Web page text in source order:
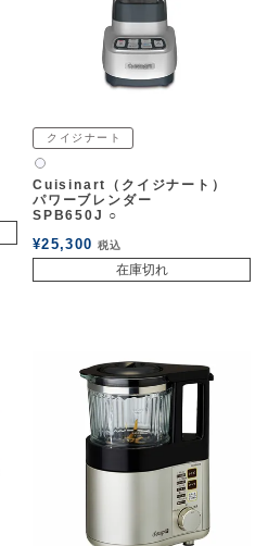
クイジナート
白2
Cuisinart（クイジナート）
パワーブレンダー
SPB650J ○
¥25,300 税込
在庫切れ